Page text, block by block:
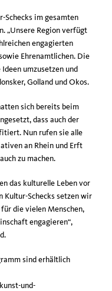
Schecks im gesamten
„Unsere Region verfügt
engagierten
Ehrenamtlichen. Die
umzusetzen und
Golland und Okos.
sich bereits beim
dass auch der
Nun rufen sie alle
an Rhein und Erft
zu machen.
das kulturelle Leben vor
Kultur-Schecks setzen wir
die vielen Menschen,
engagieren“,
sind erhältlich
und-